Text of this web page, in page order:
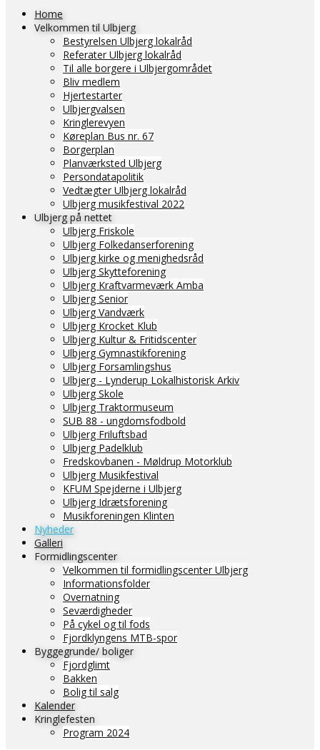
Home
Velkommen til Ulbjerg
Bestyrelsen Ulbjerg lokalråd
Referater Ulbjerg lokalråd
Til alle borgere i Ulbjergområdet
Bliv medlem
Hjertestarter
Ulbjergvalsen
Kringlerevyen
Køreplan Bus nr. 67
Borgerplan
Planværksted Ulbjerg
Persondatapolitik
Vedtægter Ulbjerg lokalråd
Ulbjerg musikfestival 2022
Ulbjerg på nettet
Ulbjerg Friskole
Ulbjerg Folkedanserforening
Ulbjerg kirke og menighedsråd
Ulbjerg Skytteforening
Ulbjerg Kraftvarmeværk Amba
Ulbjerg Senior
Ulbjerg Vandværk
Ulbjerg Krocket Klub
Ulbjerg Kultur & Fritidscenter
Ulbjerg Gymnastikforening
Ulbjerg Forsamlingshus
Ulbjerg - Lynderup Lokalhistorisk Arkiv
Ulbjerg Skole
Ulbjerg Traktormuseum
SUB 88 - ungdomsfodbold
Ulbjerg Friluftsbad
Ulbjerg Padelklub
Fredskovbanen - Møldrup Motorklub
Ulbjerg Musikfestival
KFUM Spejderne i Ulbjerg
Ulbjerg Idrætsforening
Musikforeningen Klinten
Nyheder
Galleri
Formidlingscenter
Velkommen til formidlingscenter Ulbjerg
Informationsfolder
Overnatning
Seværdigheder
På cykel og til fods
Fjordklyngens MTB-spor
Byggegrunde/ boliger
Fjordglimt
Bakken
Bolig til salg
Kalender
Kringlefesten
Program 2024